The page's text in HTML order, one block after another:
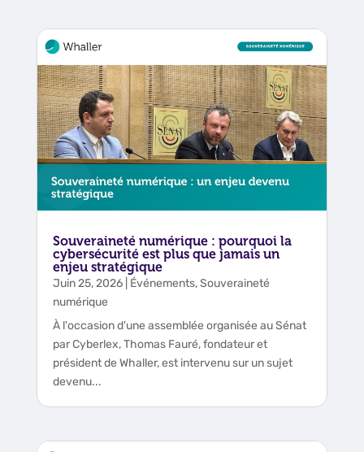
Souveraineté numérique : pourquoi la
cybersécurité est plus que jamais un
enjeu stratégique
Juin 25, 2026| Événements,Souveraineté
numérique
À l'occasion d'une assemblée organisée au Sénat
par Cyberlex, Thomas Fauré, fondateur et
président de Whaller, est intervenu sur un sujet
devenu...